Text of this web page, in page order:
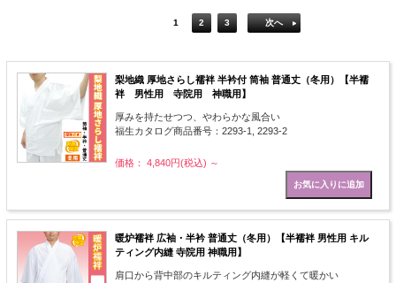
1 2 3 次へ
梨地織 厚地さらし襦袢 半衿付 筒袖 普通丈（冬用）【半襦
袢 男性用 寺院用 神職用】
厚みを持たせつつ、やわらかな風合い
福生カタログ商品番号：2293-1, 2293-2
価格： 4,840円(税込) ～
暖炉襦袢 広袖・半衿 普通丈（冬用）【半襦袢 男性用 キル
ティング内縫 寺院用 神職用】
肩口から背中部のキルティング内縫が軽くて暖かい